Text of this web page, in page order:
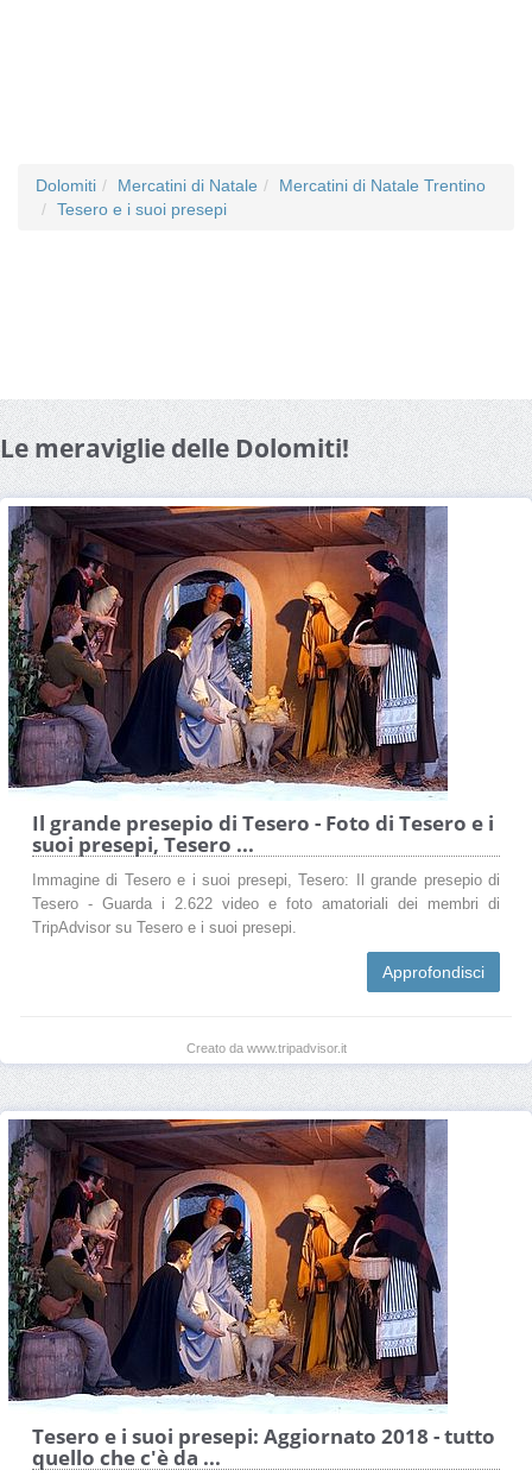
Dolomiti Mercatini di Natale
Mercatini di Natale Trentino
Tesero e i suoi presepi
Le meraviglie delle Dolomiti!
Il grande presepio di Tesero - Foto di Tesero e i
suoi presepi, Tesero ...
Immagine di Tesero e i suoi presepi, Tesero: Il grande presepio di
Tesero - Guarda i 2.622 video e foto amatoriali dei membri di
TripAdvisor su Tesero e i suoi presepi.
Approfondisci
Creato da www.tripadvisor.it
Tesero e i suoi presepi: Aggiornato 2018 - tutto
quello che c'è da ...